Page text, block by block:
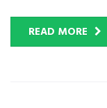
READ MORE